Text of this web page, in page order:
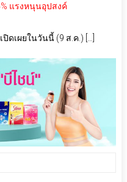
แรงหนุนอุปสงค์
ดเผยในวันนี้ (9 ส.ค.) […]